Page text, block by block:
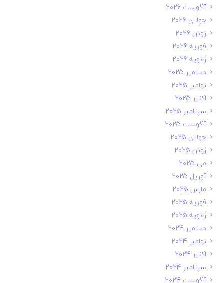
آگوست 2026
جولای 2026
ژوئن 2026
فوریه 2026
ژانویه 2026
دسامبر 2025
نوامبر 2025
اکتبر 2025
سپتامبر 2025
آگوست 2025
جولای 2025
ژوئن 2025
می 2025
آوریل 2025
مارس 2025
فوریه 2025
ژانویه 2025
دسامبر 2024
نوامبر 2024
اکتبر 2024
سپتامبر 2024
آگوست 2024